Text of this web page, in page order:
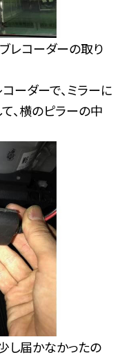
レコーダーの取り
ーダーで、ミラーに
、横のピラーの中
し届かなかったの